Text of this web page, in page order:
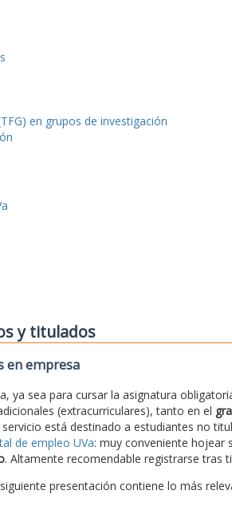
en grupos de investigación
y titulados
en empresa
ya sea para cursar la asignatura
(extracurriculares), tanto en el
servicio está destinado a estudiantes no
de empleo UVa: muy conveniente hojear
. Altamente recomendable registrarse tras
presentación contiene lo más